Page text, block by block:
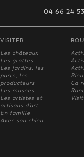
04 66 24
VISITER
Les châteaux
Les grottes
Les jardins, les
parcs, les
producteurs
Les musées
Les artistes et
artisans d'art
En famille
Avec son chien
Ca